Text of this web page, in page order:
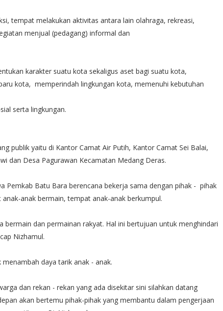
tempat melakukan aktivitas antara lain olahraga, rekreasi,
menjual (pedagang) informal dan
karakter suatu kota sekaligus aset bagi suatu kota,
kota, memperindah lingkungan kota, memenuhi kebutuhan
serta lingkungan.
publik yaitu di Kantor Camat Air Putih, Kantor Camat Sei Balai,
dan ⁠Desa Pagurawan Kecamatan Medang Deras.
Pemkab Batu Bara berencana bekerja sama dengan pihak - pihak
anak bermain, tempat anak-anak berkumpul.
bermain dan permainan rakyat. Hal ini bertujuan untuk menghindari
Nizhamul.
daya tarik anak - anak.
dan rekan - rekan yang ada disekitar sini silahkan datang
akan bertemu pihak-pihak yang membantu dalam pengerjaan